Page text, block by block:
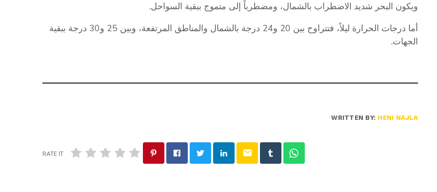
ويكون البحر شديد الاضطراب بالشمال، ومضطرباً إلى متموج ببقية السواحل.
أما درجات الحرارة ليلاً، فتتراوح بين 20 و24 درجة بالشمال والمناطق المرتفعة، وبين 25 و30 درجة ببقية
الجهات.
WRITTEN BY: HENI NAJLA
email
RATE IT